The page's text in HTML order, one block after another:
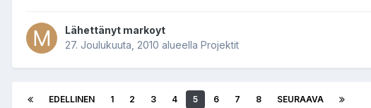
Lähettänyt markoyt
27. Joulukuuta, 2010 alueella Projektit
EDELLINEN 1 2 3 4 5 6 7 8 SEURAAVA